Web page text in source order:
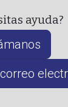
ayuda?